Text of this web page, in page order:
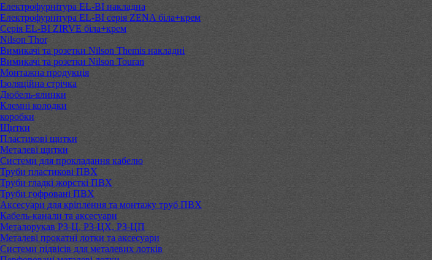
Електрофурнітура EL-BI накладна
Електрофурнітура EL-BI серія ZENA біла+крем
Серія EL-BI ZIRVE біла+крем
Nilson Thor
Вимикачі та розетки Nilson Themis накладні
Вимикачі та розетки Nilson Touran
Монтажна продукція
Ізоляційна стрічка
Дюбель-ялинки
Клемні колодки
коробки
Щитки
Пластикові щитки
Металеві щитки
Системи для прокладання кабелю
Труби пластикові ПВХ
Труби гладкі жорсткі ПВХ
Труби гофровані ПВХ
Аксесуари для кріплення та монтажу труб ПВХ
Кабель-канали та аксесуари
Металорукав РЗ-Ц, РЗ-ЦХ, РЗ-ЦП
Металеві прокатні лотки та аксесуари
Системи підвісів для металевих лотків